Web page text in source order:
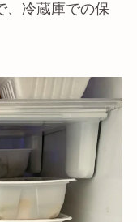
、冷蔵庫での保